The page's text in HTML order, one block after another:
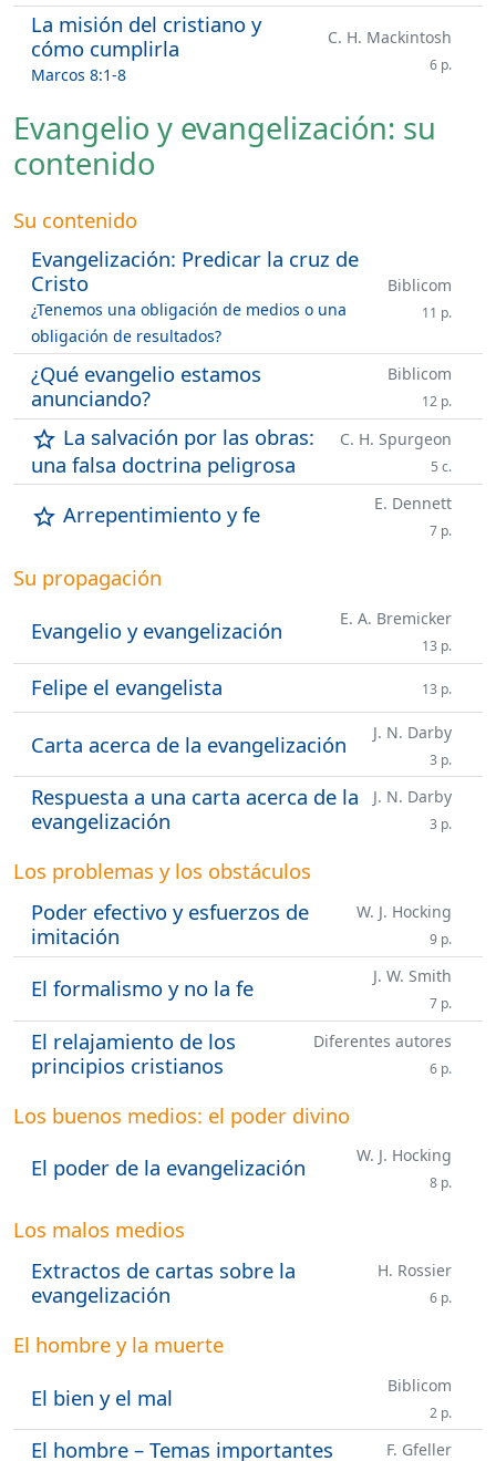
La misión del cristiano y
cómo cumplirla
Marcos 8:1-8
C. H. Mackintosh
6 p.
Evangelio y evangelización: su
contenido
Su contenido
Evangelización: Predicar la cruz de
Cristo
¿Tenemos una obligación de medios o una
obligación de resultados?
Biblicom
11 p.
¿Qué evangelio estamos
anunciando?
Biblicom
12 p.
star_outline La salvación por las obras:
una falsa doctrina peligrosa
C. H. Spurgeon
5 c.
star_outline Arrepentimiento y fe E. Dennett
7 p.
Su propagación
Evangelio y evangelización
E. A. Bremicker
13 p.
Felipe el evangelista 13 p.
Carta acerca de la evangelización J. N. Darby
3 p.
Respuesta a una carta acerca de la
evangelización
J. N. Darby
3 p.
Los problemas y los obstáculos
Poder efectivo y esfuerzos de
imitación
W. J. Hocking
9 p.
El formalismo y no la fe J. W. Smith
7 p.
El relajamiento de los
principios cristianos
Diferentes autores
6 p.
Los buenos medios: el poder divino
El poder de la evangelización
W. J. Hocking
8 p.
Los malos medios
Extractos de cartas sobre la
evangelización
H. Rossier
6 p.
El hombre y la muerte
El bien y el mal
Biblicom
2 p.
El hombre – Temas importantes
F. Gfeller